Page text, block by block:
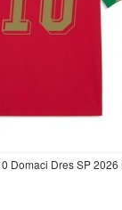
Domaci Dres SP 2026